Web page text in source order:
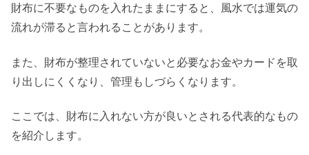
財布に不要なものを入れたままにすると、風水では運気の
流れが滞ると言われることがあります。
また、財布が整理されていないと必要なお金やカードを取
り出しにくくなり、管理もしづらくなります。
ここでは、財布に入れない方が良いとされる代表的なもの
を紹介します。